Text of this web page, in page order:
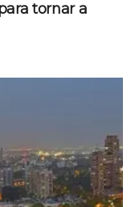
tornar a